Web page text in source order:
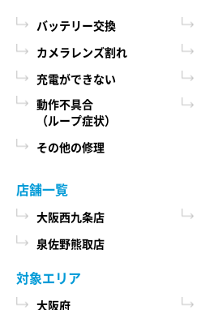
バッテリー交換
カメラレンズ割れ
充電ができない
動作不具合
（ループ症状）
その他の修理
店舗一覧
大阪西九条店
泉佐野熊取店
対象エリア
大阪府